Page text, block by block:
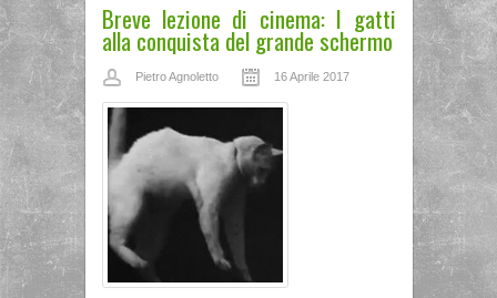
Breve lezione di cinema: I gatti
alla conquista del grande schermo
Pietro Agnoletto 16 Aprile 2017